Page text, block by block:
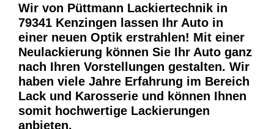
Wir von Püttmann Lackiertechnik in
79341 Kenzingen lassen Ihr Auto in
einer neuen Optik erstrahlen! Mit einer
Neulackierung können Sie Ihr Auto ganz
nach Ihren Vorstellungen gestalten. Wir
haben viele Jahre Erfahrung im Bereich
Lack und Karosserie und können Ihnen
somit hochwertige Lackierungen
anbieten.